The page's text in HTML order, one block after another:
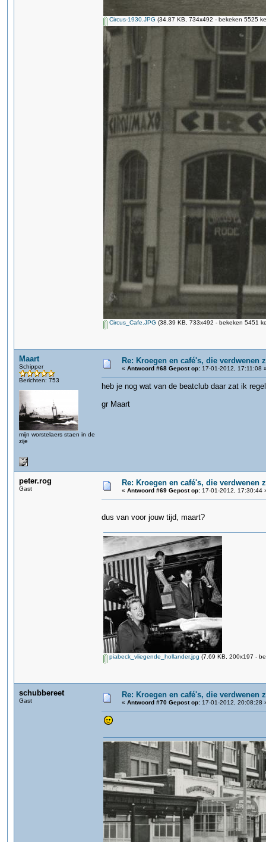
Circus-1930.JPG (34.87 KB, 734x492 - bekeken 5525
Circus_Cafe.JPG (38.39 KB, 733x492 - bekeken 5451
Maart
Schipper
Berichten: 753
mijn worstelaers staen in de
zije
Re: Kroegen en café's, die verdwenen
« Antwoord #68 Gepost op: 17-01-2012, 17:11:08
heb je nog wat van de beatclub daar zat ik
gr Maart
peter.rog
Gast
Re: Kroegen en café's, die verdwenen
« Antwoord #69 Gepost op: 17-01-2012, 17:30:44
dus van voor jouw tijd, maart?
piabeck_vliegende_hollander.jpg (7.69 KB, 200x197 -
schubbereet
Gast
Re: Kroegen en café's, die verdwenen
« Antwoord #70 Gepost op: 17-01-2012, 20:08:28